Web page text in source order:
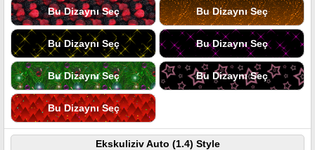
Bu Dizaynı Seç Bu Dizaynı Seç
Bu Dizaynı Seç Bu Dizaynı Seç
Bu Dizaynı Seç Bu Dizaynı Seç
Bu Dizaynı Seç
Ekskuliziv Auto (1.4) Style